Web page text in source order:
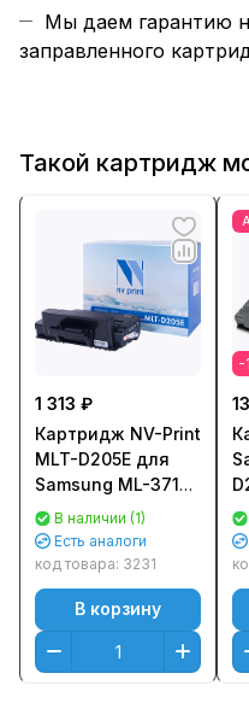
Мы даем гарантию
заправленного
Такой картридж
1 313 ₽
Картридж NV-Print
MLT-D205E для
Samsung ML-3710,
SCX-4833/ 5637
(10000стр.) - на
ML-3310 не
подходит
В наличии (1)
Есть аналоги
код товара: 3231
В корзину
-